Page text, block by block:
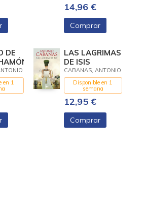
14,96 €
Comprar
DE
en 1
LAS LAGRIMAS
DE ISIS
CABANAS, ANTONIO
Disponible en 1
semana
12,95 €
Comprar